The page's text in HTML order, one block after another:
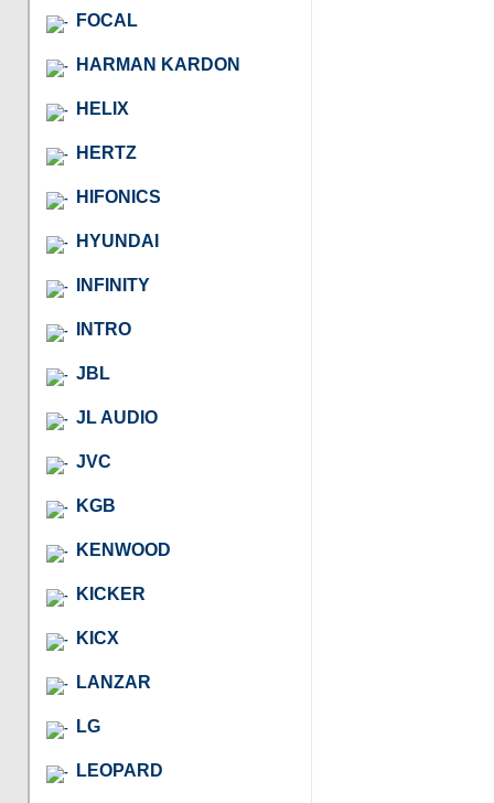
FOCAL
HARMAN KARDON
HELIX
HERTZ
HIFONICS
HYUNDAI
INFINITY
INTRO
JBL
JL AUDIO
JVC
KGB
KENWOOD
KICKER
KICX
LANZAR
LG
LEOPARD